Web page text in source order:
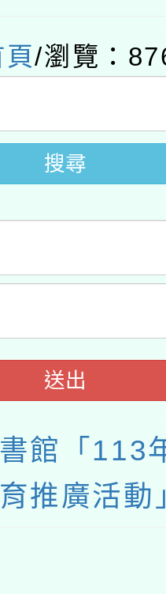
」
頁/瀏覽：
搜尋
送出
館「113
推廣活動